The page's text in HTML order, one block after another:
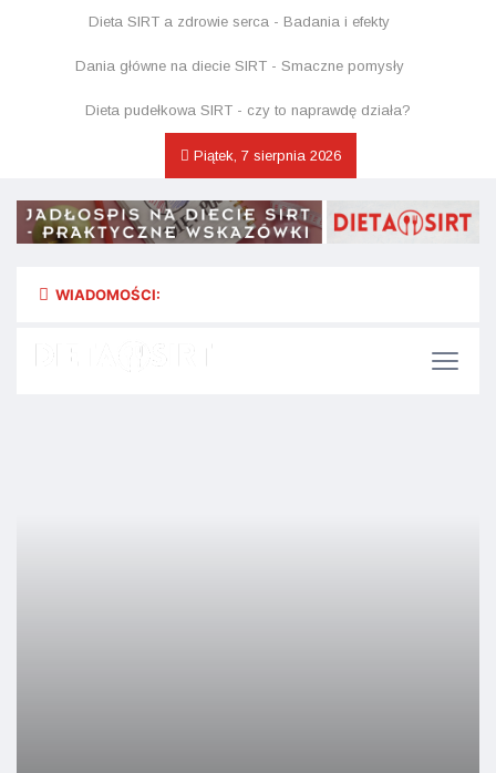
Dieta SIRT a zdrowie serca - Badania i efekty
Dania główne na diecie SIRT - Smaczne pomysły
Dieta pudełkowa SIRT - czy to naprawdę działa?
Piątek, 7 sierpnia 2026
WIADOMOŚCI: